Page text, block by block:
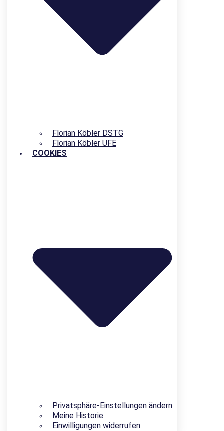
Florian Köbler DSTG
Florian Köbler UFE
COOKIES
Privatsphäre-Einstellungen ändern
Meine Historie
Einwilligungen widerrufen